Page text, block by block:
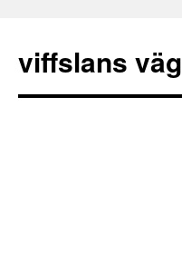
viffslans väg